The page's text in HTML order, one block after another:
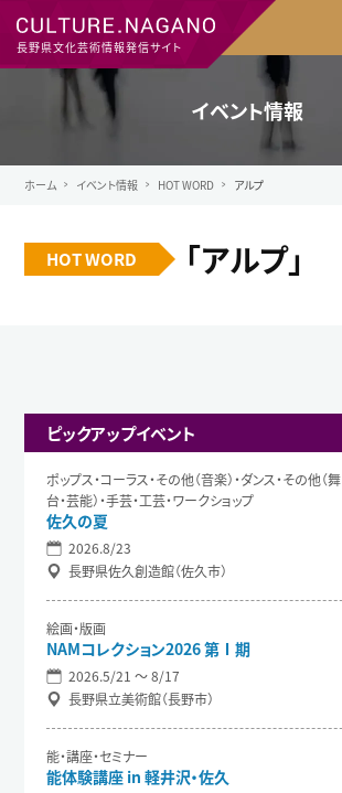
長野県文化芸術情報発信サイト
イベント情報
ホーム イベント情報 HOT WORD アルプ
HOT WORD 「アルプ」
ピックアップイベント
ポップス・コーラス・その他（音楽）・ダンス・その他（舞
台・芸能）・手芸・工芸・ワークショップ
佐久の夏
2026.8/23
長野県佐久創造館（佐久市）
絵画・版画
NAMコレクション2026 第Ⅰ期
2026.5/21 〜 8/17
長野県立美術館（長野市）
能・講座・セミナー
能体験講座 in 軽井沢・佐久